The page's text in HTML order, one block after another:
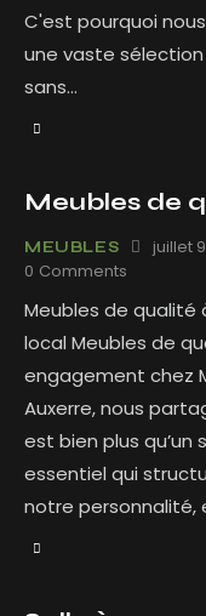
C'est pourquoi
une vaste
sans…
Meubles de
MEUBLES juillet
0 Comments
Meubles de qualité
local Meubles de
engagement chez
Auxerre, nous
est bien plus qu’un
essentiel qui
notre